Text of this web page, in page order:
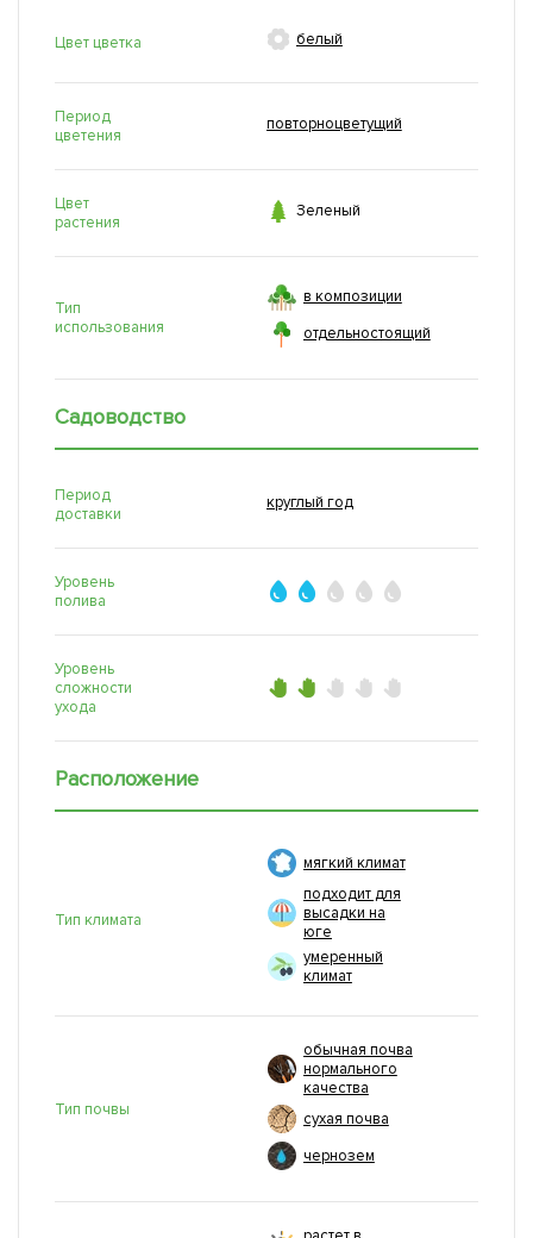
Цвет цветка  белый
Период
цветения
повторноцветущий
Цвет
растения
 Зеленый
Тип
использования
в композиции
отдельностоящий
Садоводство
Период
доставки
круглый год
Уровень
полива
Уровень
сложности
ухода
Расположение
Тип климата
мягкий климат
подходит для
высадки на
юге
умеренный
климат
Тип почвы
обычная почва
нормального
качества
сухая почва
чернозем